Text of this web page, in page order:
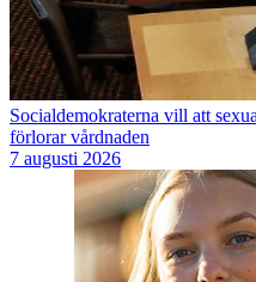
Socialdemokraterna vill att
förlorar vårdnaden
7 augusti 2026